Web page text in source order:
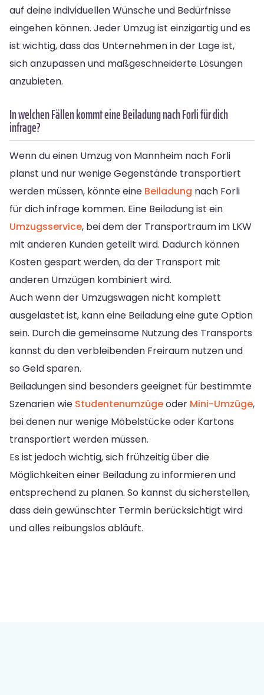
auf deine individuellen Wünsche und Bedürfnisse
eingehen können. Jeder Umzug ist einzigartig und es
ist wichtig, dass das Unternehmen in der Lage ist,
sich anzupassen und maßgeschneiderte Lösungen
anzubieten.
In welchen Fällen kommt eine Beiladung nach Forli für dich
infrage?
Wenn du einen Umzug von Mannheim nach Forli
planst und nur wenige Gegenstände transportiert
werden müssen, könnte eine Beiladung nach Forli
für dich infrage kommen. Eine Beiladung ist ein
Umzugsservice, bei dem der Transportraum im LKW
mit anderen Kunden geteilt wird. Dadurch können
Kosten gespart werden, da der Transport mit
anderen Umzügen kombiniert wird.
Auch wenn der Umzugswagen nicht komplett
ausgelastet ist, kann eine Beiladung eine gute Option
sein. Durch die gemeinsame Nutzung des Transports
kannst du den verbleibenden Freiraum nutzen und
so Geld sparen.
Beiladungen sind besonders geeignet für bestimmte
Szenarien wie Studentenumzügeoder Mini-Umzüge,
bei denen nur wenige Möbelstücke oder Kartons
transportiert werden müssen.
Es ist jedoch wichtig, sich frühzeitig über die
Möglichkeiten einer Beiladung zu informieren und
entsprechend zu planen. So kannst du sicherstellen,
dass dein gewünschter Termin berücksichtigt wird
und alles reibungslos abläuft.